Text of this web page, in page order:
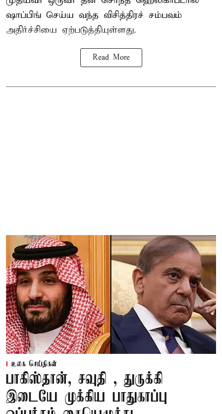
ஷாப்பிங் செய்ய வந்த விசித்திரச் சம்பவம்
அதிர்ச்சியை ஏற்படுத்தியுள்ளது.
Read More
உலக செய்திகள்
பாகிஸ்தான், சவுதி , துருக்கி
இடையே முக்கிய பாதுகாப்பு